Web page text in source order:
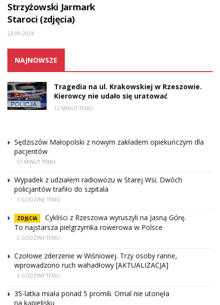
Strzyżowski Jarmark
Staroci (zdjęcia)
23.09.2024
NAJNOWSZE
Tragedia na ul. Krakowskiej w Rzeszowie.
Kierowcy nie udało się uratować
12 MINUT TEMU
Sędziszów Małopolski z nowym zakładem opiekuńczym dla
pacjentów
51 MINUT TEMU
Wypadek z udziałem radiowozu w Starej Wsi. Dwóch
policjantów trafiło do szpitala
1 GODZINĘ TEMU
ZDJĘCIA
Cykliści z Rzeszowa wyruszyli na Jasną Górę.
To najstarsza pielgrzymka rowerowa w Polsce
2 GODZINY TEMU
Czołowe zderzenie w Wiśniowej. Trzy osoby ranne,
wprowadzono ruch wahadłowy [AKTUALIZACJA]
3 GODZINY TEMU
35-latka miała ponad 5 promili. Omal nie utonęła
na kąpielisku